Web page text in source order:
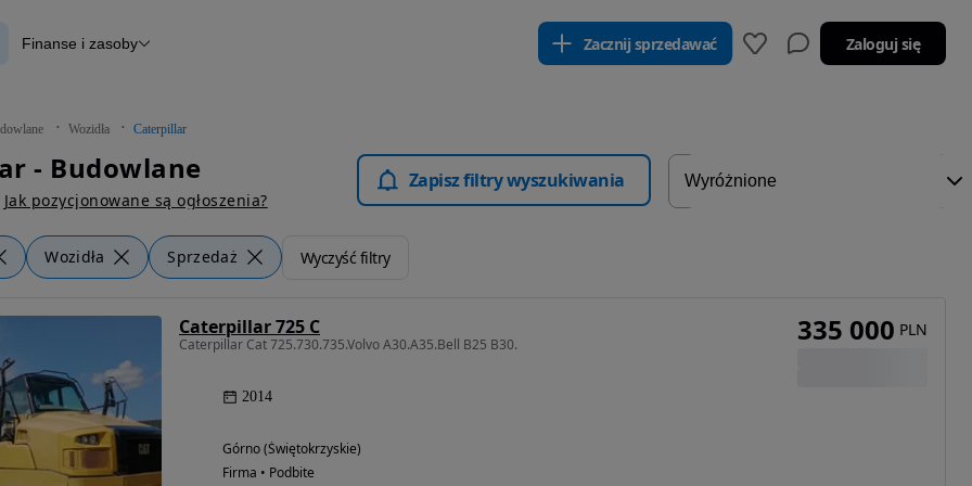
Finanse i zasoby Zacznij sprzedawać Zaloguj się
Wozidła Caterpillar
- Budowlane
Jak pozycjonowane są ogłoszenia?
Zapisz filtry wyszukiwania
Wozidła Sprzedaż Wyczyść filtry
Caterpillar 725 C
Caterpillar Cat 725.730.735.Volvo A30.A35.Bell B25 B30.
2014
Górno (Świętokrzyskie)
Firma • Podbite
335 000 PLN